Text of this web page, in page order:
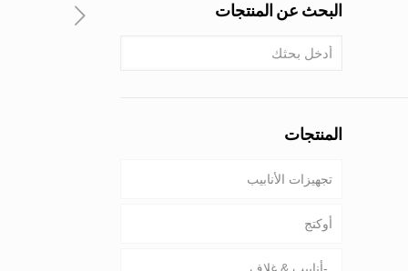
البحث عن المنتجات
المنتجات
تجهيزات الأنابيب
أوكتج